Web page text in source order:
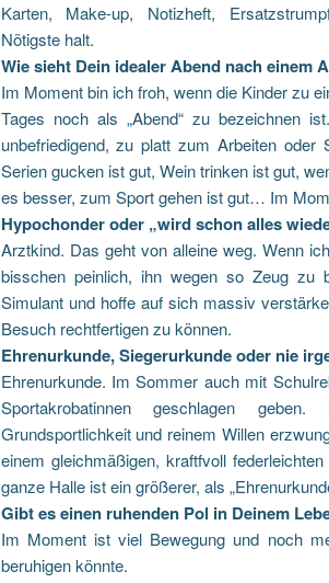
Karten, Make-up, Notizheft,
Nötigste halt.
Wie sieht Dein idealer Abend nach einem
Im Moment bin ich froh, wenn die Kinder zu
Tages noch als „Abend“ zu bezeichnen
unbefriedigend, zu platt zum Arbeiten
Serien gucken ist gut, Wein trinken ist gut,
es besser, zum Sport gehen ist gut… Im
Hypochonder oder „wird schon alles
Arztkind. Das geht von alleine weg. Wenn
bisschen peinlich, ihn wegen so Zeug zu
Simulant und hoffe auf sich massiv
Besuch rechtfertigen zu können.
Ehrenurkunde, Siegerurkunde oder nie
Ehrenurkunde. Im Sommer auch mit
Sportakrobatinnen geschlagen
Grundsportlichkeit und reinem Willen
einem gleichmäßigen, kraftfvoll
ganze Halle ist ein größerer, als
Gibt es einen ruhenden Pol in Deinem
Im Moment ist viel Bewegung und noch
beruhigen könnte.